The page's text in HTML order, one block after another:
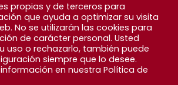
propias y de terceros para
que ayuda a optimizar su visita
No se utilizarán las cookies para
de carácter personal. Usted
uso o rechazarlo, también puede
siempre que lo desee.
en nuestra Política de